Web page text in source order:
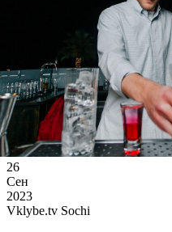
26
Сен
2023
Vklybe.tv Sochi